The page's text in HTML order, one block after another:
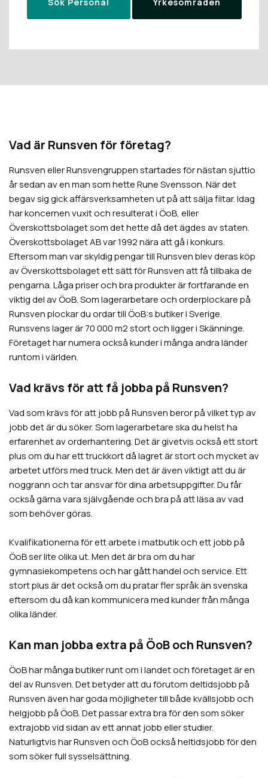
Vad är Runsven för företag?
Runsven eller Runsvengruppen startades för nästan sjuttio
år sedan av en man som hette Rune Svensson. När det
begav sig gick affärsverksamheten ut på att sälja filtar. Idag
har koncernen vuxit och resulterat i ÖoB, eller
Överskottsbolaget som det hette då det ägdes av staten.
Överskottsbolaget AB var 1992 nära att gå i konkurs.
Eftersom man var skyldig pengar till Runsven blev deras köp
av Överskottsbolaget ett sätt för Runsven att få tillbaka de
pengarna. Låga priser och bra produkter är fortfarande en
viktig del av ÖoB. Som lagerarbetare och orderplockare på
Runsven plockar du ordar till ÖoB:s butiker i Sverige.
Runsvens lager är 70 000 m2 stort och ligger i Skänninge.
Företaget har numera också kunder i många andra länder
runtom i världen.
Vad krävs för att få jobba på Runsven?
Vad som krävs för att jobb på Runsven beror på vilket typ av
jobb det är du söker. Som lagerarbetare ska du helst ha
erfarenhet av orderhantering. Det är givetvis också ett stort
plus om du har ett truckkort då lagret är stort och mycket av
arbetet utförs med truck. Men det är även viktigt att du är
noggrann och tar ansvar för dina arbetsuppgifter. Du får
också gärna vara självgående och bra på att läsa av vad
som behöver göras.
Kvalifikationerna för ett arbete i matbutik och ett jobb på
ÖoB ser lite olika ut. Men det är bra om du har
gymnasiekompetens och har gått handel och service. Ett
stort plus är det också om du pratar fler språk än svenska
eftersom du då kan kommunicera med kunder från många
olika länder.
Kan man jobba extra på ÖoB och Runsven?
ÖoB har många butiker runt om i landet och företaget är en
del av Runsven. Det betyder att du förutom deltidsjobb på
Runsven även har goda möjligheter till både kvällsjobb och
helgjobb på ÖoB. Det passar extra bra för den som söker
extrajobb vid sidan av ett annat jobb eller studier.
Naturligtvis har Runsven och ÖoB också heltidsjobb för den
som söker full sysselsättning.